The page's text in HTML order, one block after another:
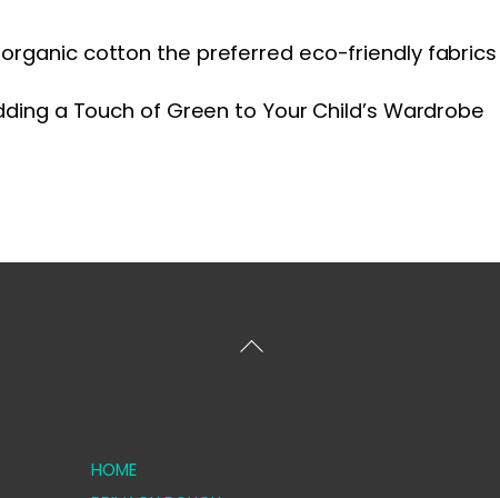
cotton the preferred eco-friendly fabrics
a Touch of Green to Your Child’s Wardrobe
Back
HOME